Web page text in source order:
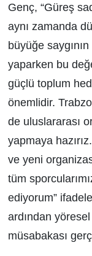
Genç, “Güreş
aynı zamanda
büyüğe
yaparken bu
güçlü toplum
önemlidir.
de uluslararası
yapmaya
ve yeni
tüm
ediyorum”
ardından
müsabakası